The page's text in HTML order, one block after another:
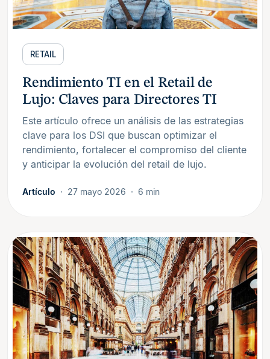
RETAIL
Rendimiento TI en el Retail de
Lujo: Claves para Directores TI
Este artículo ofrece un análisis de las estrategias
clave para los DSI que buscan optimizar el
rendimiento, fortalecer el compromiso del cliente
y anticipar la evolución del retail de lujo.
Artículo 27 mayo 2026 6 min